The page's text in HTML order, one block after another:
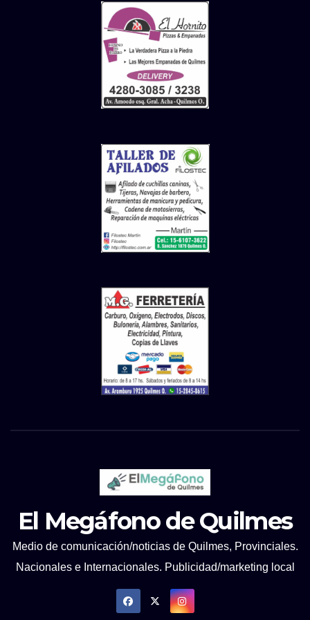
El Megáfono de Quilmes
Medio de comunicación/noticias de Quilmes, Provinciales.
Nacionales e Internacionales. Publicidad/marketing local